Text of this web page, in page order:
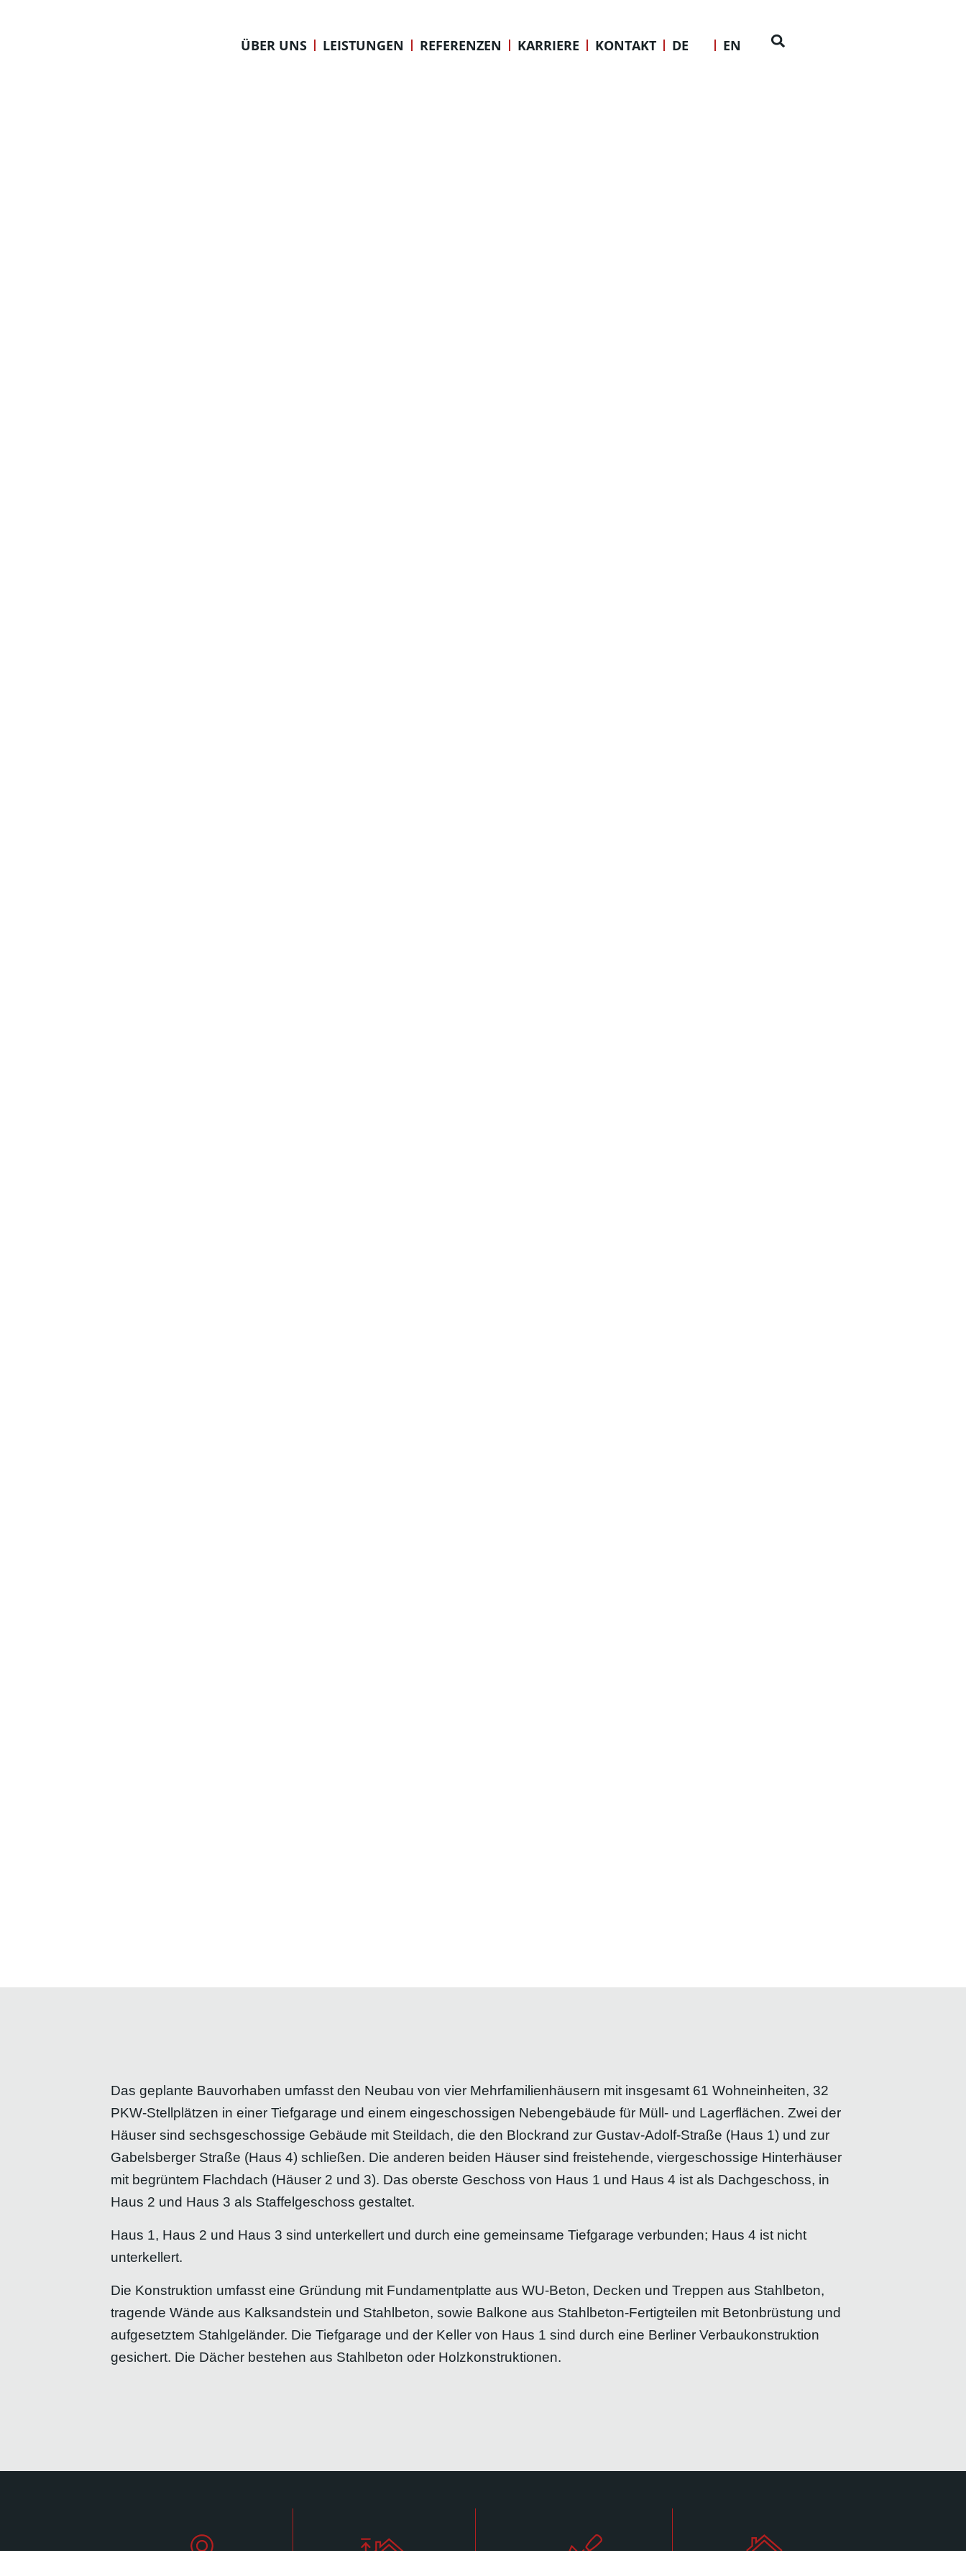
ÜBER UNS LEISTUNGEN REFERENZEN KARRIERE KONTAKT DE EN
OFFENBACH AM MAIN
Das geplante Bauvorhaben umfasst den Neubau von vier Mehrfamilienhäusern mit insgesamt 61 Wohneinheiten, 32
PKW-Stellplätzen in einer Tiefgarage und einem eingeschossigen Nebengebäude für Müll- und Lagerflächen. Zwei der
Häuser sind sechsgeschossige Gebäude mit Steildach, die den Blockrand zur Gustav-Adolf-Straße (Haus 1) und zur
Gabelsberger Straße (Haus 4) schließen. Die anderen beiden Häuser sind freistehende, viergeschossige Hinterhäuser
mit begrüntem Flachdach (Häuser 2 und 3). Das oberste Geschoss von Haus 1 und Haus 4 ist als Dachgeschoss, in
Haus 2 und Haus 3 als Staffelgeschoss gestaltet.
Haus 1, Haus 2 und Haus 3 sind unterkellert und durch eine gemeinsame Tiefgarage verbunden; Haus 4 ist nicht
unterkellert.
Die Konstruktion umfasst eine Gründung mit Fundamentplatte aus WU-Beton, Decken und Treppen aus Stahlbeton,
tragende Wände aus Kalksandstein und Stahlbeton, sowie Balkone aus Stahlbeton-Fertigteilen mit Betonbrüstung und
aufgesetztem Stahlgeländer. Die Tiefgarage und der Keller von Haus 1 sind durch eine Berliner Verbaukonstruktion
gesichert. Die Dächer bestehen aus Stahlbeton oder Holzkonstruktionen.